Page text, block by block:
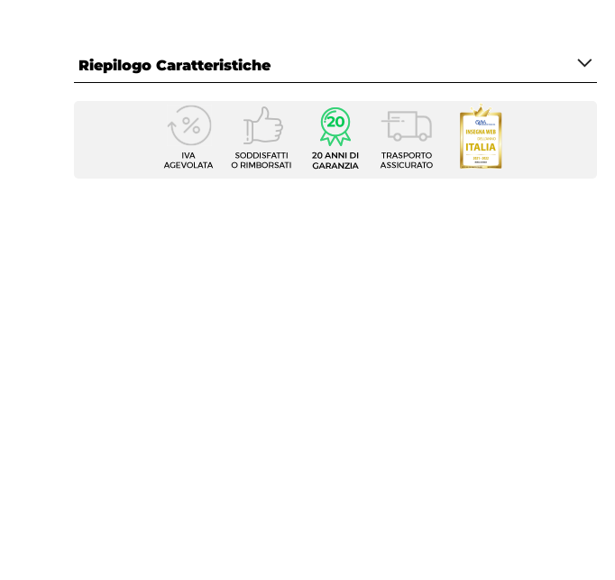
Riepilogo Caratteristiche
Caratteristiche Generali
Sospeso
Tipo Di Scarico
A parete